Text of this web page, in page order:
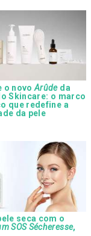
o novoArûdeda
Skincare: o marco
que redefine a
da pele
seca com o
SOS Sécheresse,